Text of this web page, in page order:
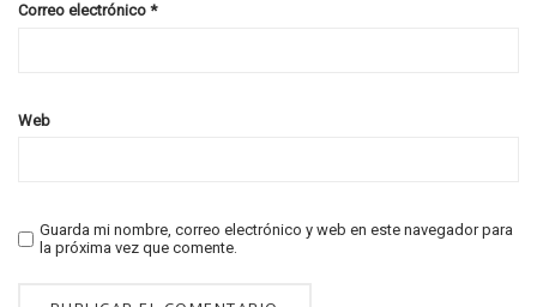
Correo electrónico *
Web
Guarda mi nombre, correo electrónico y web en este navegador para
la próxima vez que comente.